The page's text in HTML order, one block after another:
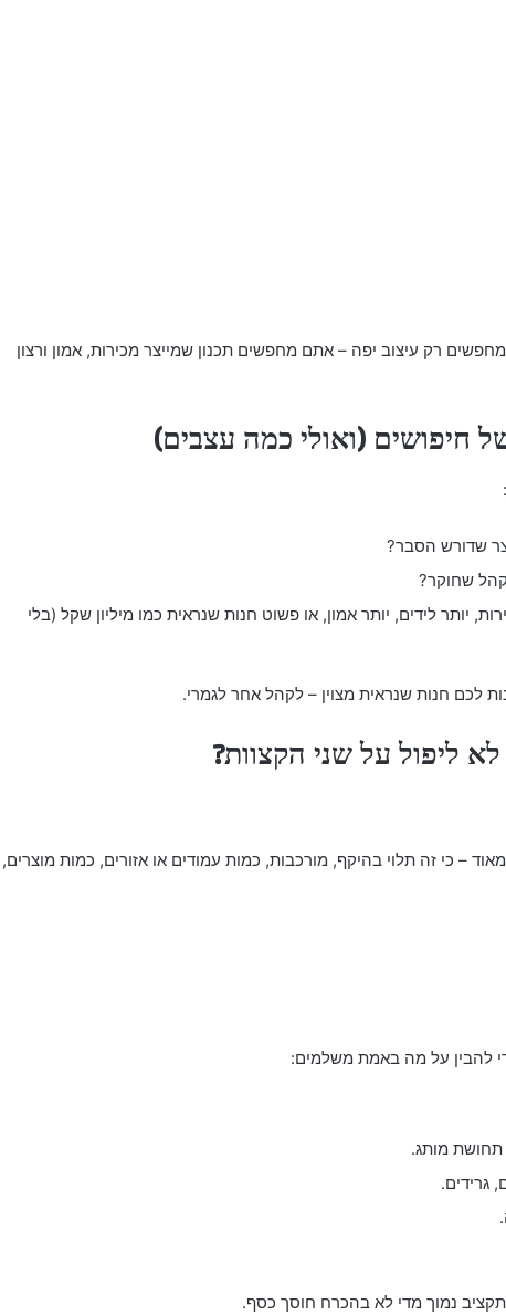
רק עיצוב יפה – אתם מחפשים תכנון שמייצר מכירות, אמון ורצון
שדורש הסבר?
שחוקר?
יותר לידים, יותר אמון, או פשוט חנות שנראית כמו מיליון שקל (בלי
לכם חנות שנראית מצוין – לקהל אחר לגמרי.
ליפול על שני הקצוות?
– כי זה תלוי בהיקף, מורכבות, כמות עמודים או אזורים, כמות מוצרים,
להבין על מה באמת משלמים:
תחושת מותג.
גרידים.
נמוך מדי לא בהכרח חוסך כסף.